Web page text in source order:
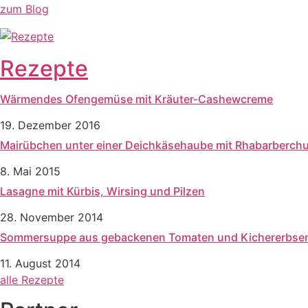
zum Blog
Rezepte
Wärmendes Ofengemüse mit Kräuter-Cashewcreme
19. Dezember 2016
Mairübchen unter einer Deichkäsehaube mit
8. Mai 2015
Lasagne mit Kürbis, Wirsing und Pilzen
28. November 2014
Sommersuppe aus gebackenen Tomaten und
11. August 2014
alle Rezepte